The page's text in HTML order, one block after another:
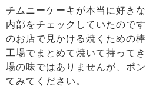
チムニーケーキが本当に好き
内部をチェックしていたので
のお店で見かける焼くための
工場でまとめて焼いて持って
場の味ではありませんが、ポ
てみてください。